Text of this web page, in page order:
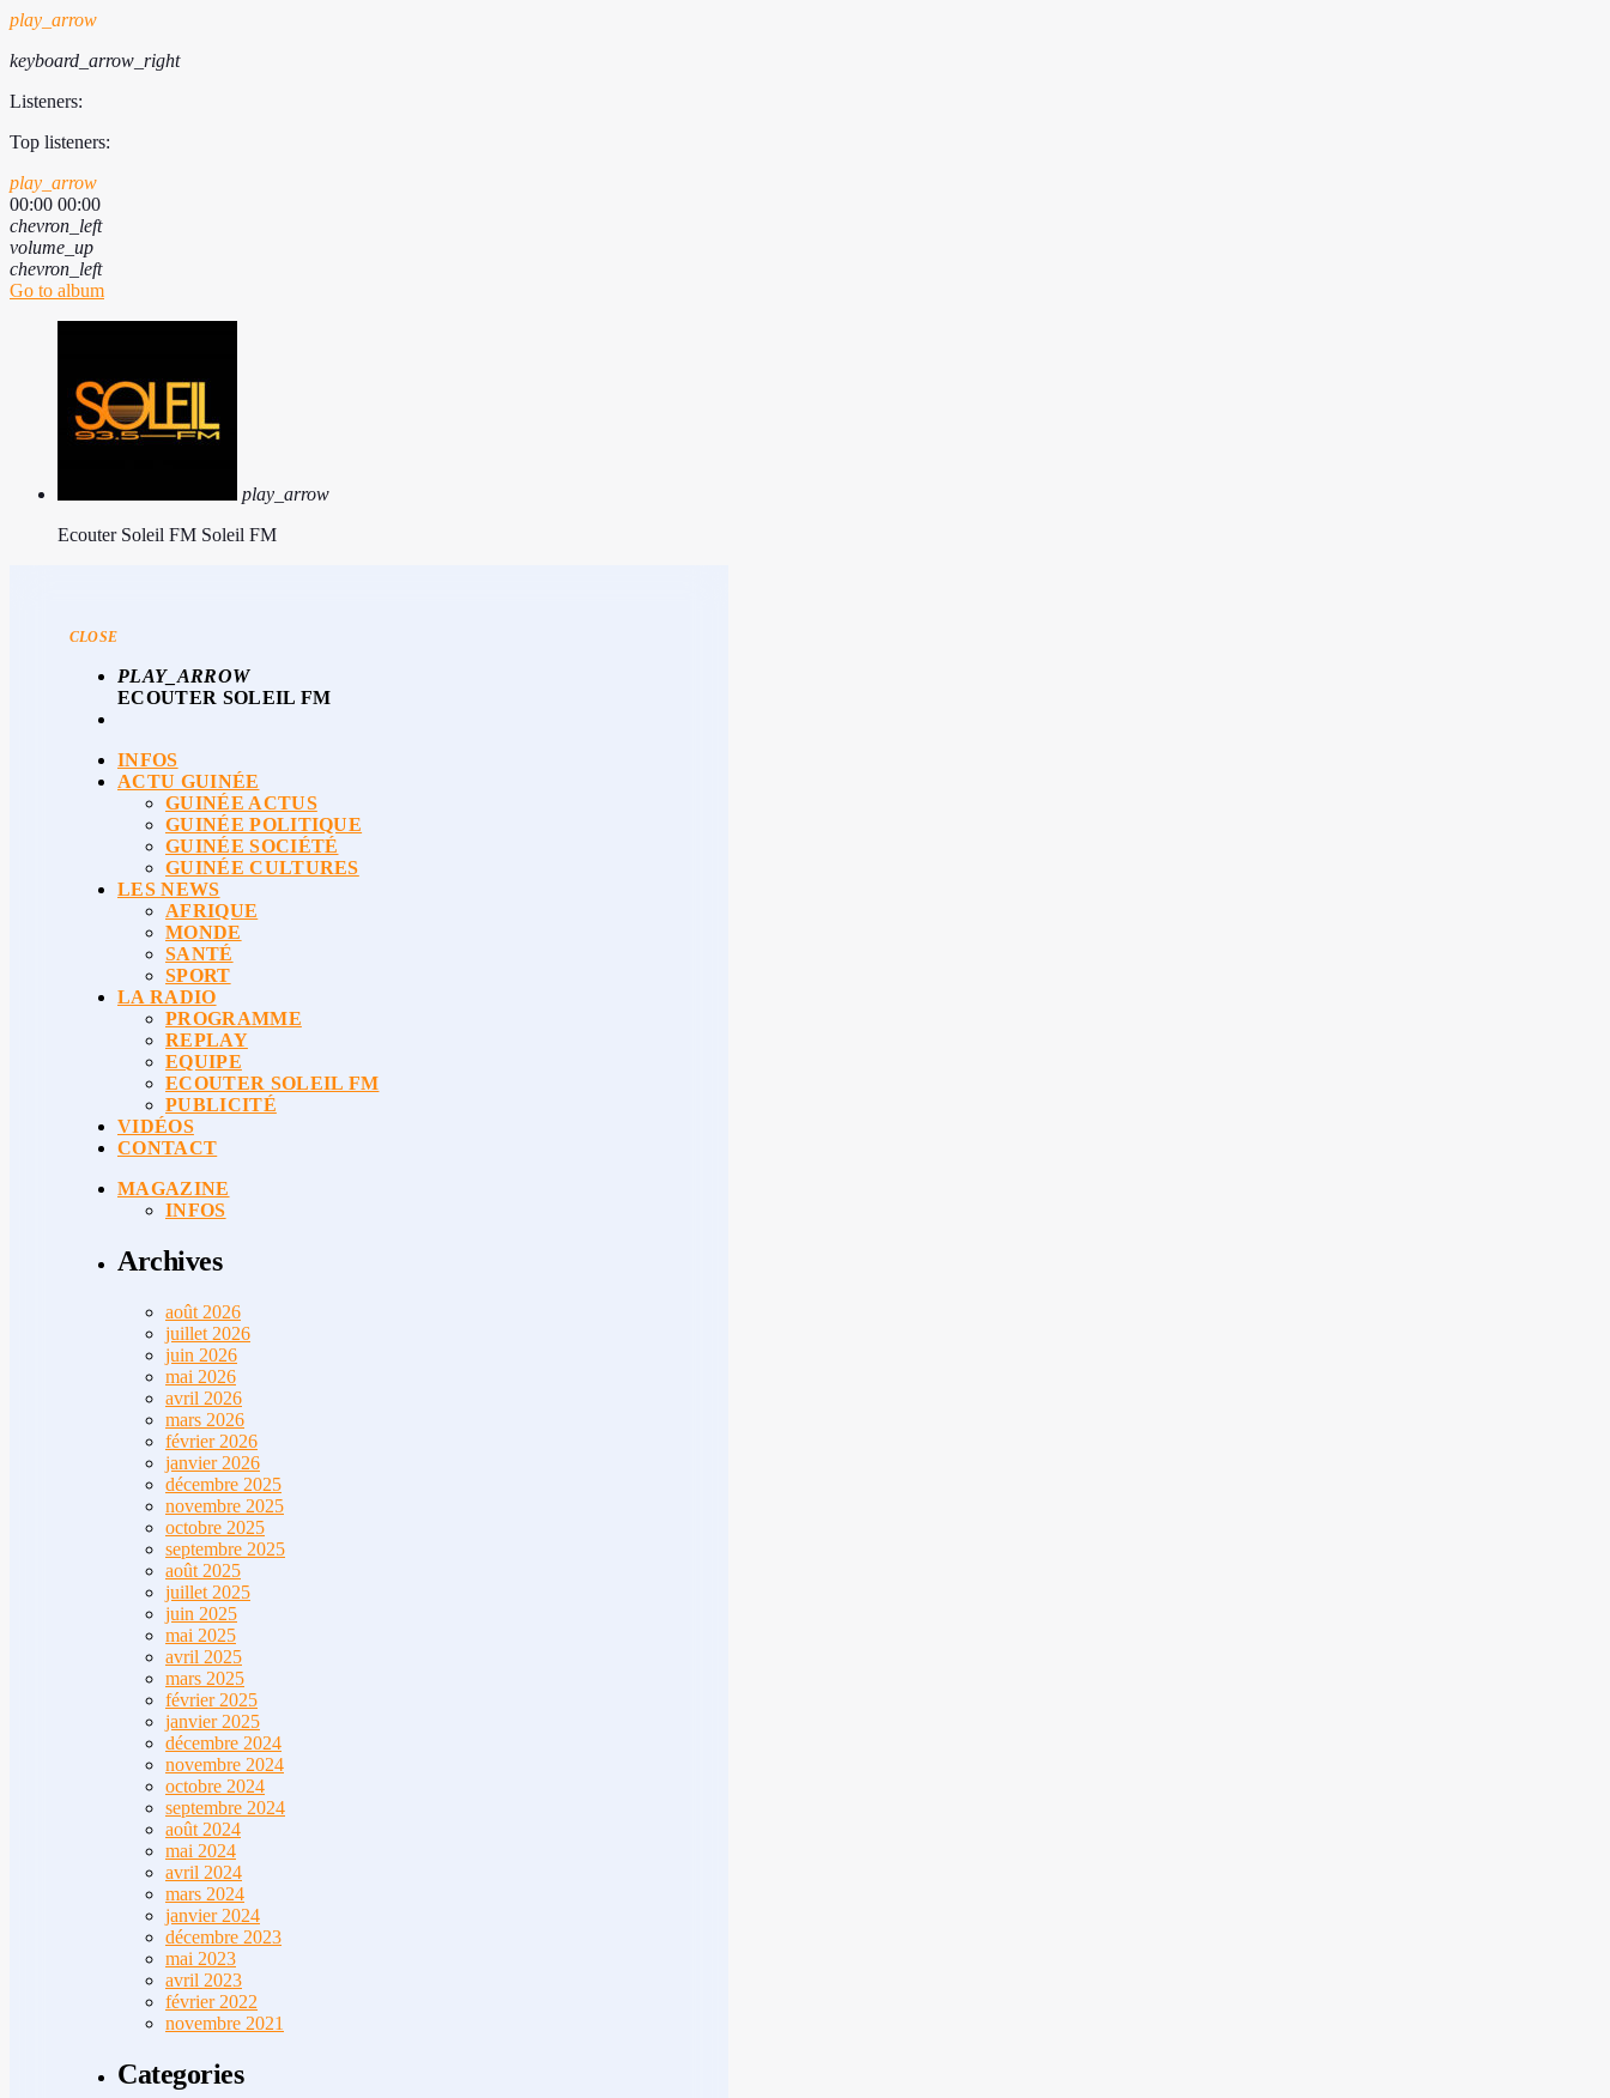
play_arrow
keyboard_arrow_right
Listeners:
Top listeners:
play_arrow
00:00 00:00
chevron_left
volume_up
chevron_left
Go to album
play_arrow
Ecouter Soleil FM Soleil FM
CLOSE
PLAY_ARROW
ECOUTER SOLEIL FM
INFOS
ACTU GUINÉE
GUINÉE ACTUS
GUINÉE POLITIQUE
GUINÉE SOCIÉTÉ
GUINÉE CULTURES
LES NEWS
AFRIQUE
MONDE
SANTÉ
SPORT
LA RADIO
PROGRAMME
REPLAY
EQUIPE
ECOUTER SOLEIL FM
PUBLICITÉ
VIDÉOS
CONTACT
MAGAZINE
INFOS
Archives
août 2026
juillet 2026
juin 2026
mai 2026
avril 2026
mars 2026
février 2026
janvier 2026
décembre 2025
novembre 2025
octobre 2025
septembre 2025
août 2025
juillet 2025
juin 2025
mai 2025
avril 2025
mars 2025
février 2025
janvier 2025
décembre 2024
novembre 2024
octobre 2024
septembre 2024
août 2024
mai 2024
avril 2024
mars 2024
janvier 2024
décembre 2023
mai 2023
avril 2023
février 2022
novembre 2021
Categories